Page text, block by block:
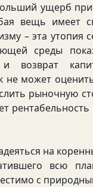
ущерб
вещь имеет
– эта утопия
среды
и возврат
не может
рыночную
на
всю
с